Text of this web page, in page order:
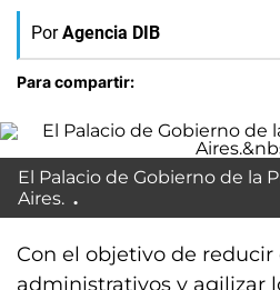
Por Agencia DIB
Para compartir:
El Palacio de Gobierno de la
Aires.
Con el objetivo de reducir
administrativos y agilizar